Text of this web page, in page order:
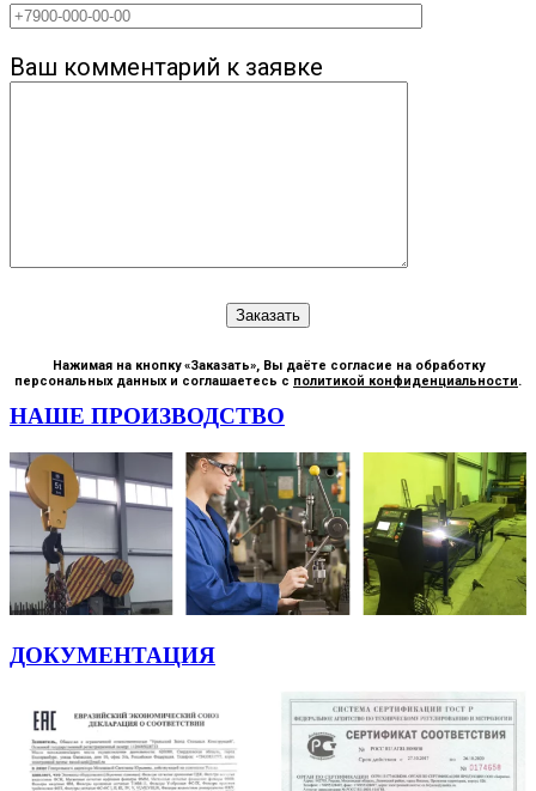
Ваш комментарий к заявке
Нажимая на кнопку «Заказать», Вы даёте согласие на обработку
персональных данных и соглашаетесь с политикой конфиденциальности.
НАШЕ ПРОИЗВОДСТВО
ДОКУМЕНТАЦИЯ